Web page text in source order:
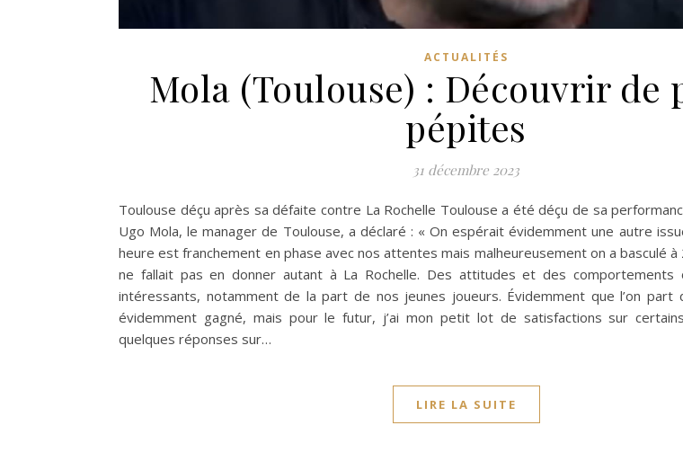
ACTUALITÉS
Mola (Toulouse) : Découvrir de
pépites
31 décembre 2023
Toulouse déçu après sa défaite contre La Rochelle Toulouse a été déçu de sa
Ugo Mola, le manager de Toulouse, a déclaré : « On espérait évidemment une autre
heure est franchement en phase avec nos attentes mais malheureusement on a basculé
ne fallait pas en donner autant à La Rochelle. Des attitudes et des
intéressants, notamment de la part de nos jeunes joueurs. Évidemment que l’on part
évidemment gagné, mais pour le futur, j’ai mon petit lot de satisfactions sur
quelques réponses sur…
LIRE LA SUITE